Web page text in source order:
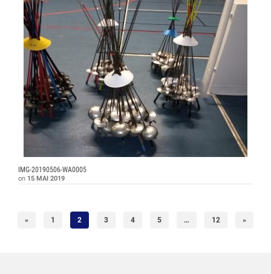
IMG-20190506-WA0005
on 15 MAI 2019
« 1 2 3 4 5 … 12 »